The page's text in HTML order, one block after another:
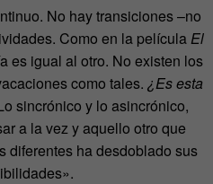
No hay transiciones –no
Como en la películaEl
es igual al otro. No existen los
como tales. ¿Es esta
sincrónico y lo asincrónico,
a la vez y aquello otro que
diferentes ha desdoblado sus